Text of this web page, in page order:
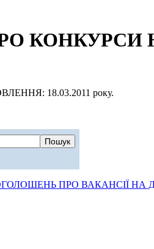
КОНКУРСИ
18.03.2011 року.
ПРО ВАКАНСІЇ НА